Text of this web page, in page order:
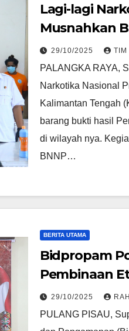
Lagi-lagi
Musnahkan
Narkotika
29/10/2025 TIM
PALANGKA RAYA,
Narkotika Nasional
Kalimantan Tengah
barang bukti hasil
di wilayah nya.
BNNP…
BERITA UTAMA
Bidpropam
Pembinaan
Polres Pulang
29/10/2025
PULANG PISAU,